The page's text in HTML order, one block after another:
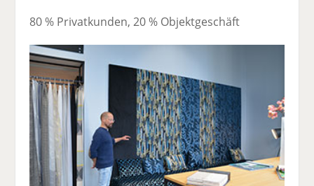
80 % Privatkunden, 20 % Objektgeschäft